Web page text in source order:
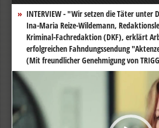
INTERVIEW - "Wir setzen die Täter unter
Ina-Maria Reize-Wildemann,
Kriminal-Fachredaktion (DKF), erklärt
erfolgreichen Fahndungssendung
(Mit freundlicher Genehmigung von
Video-
Player